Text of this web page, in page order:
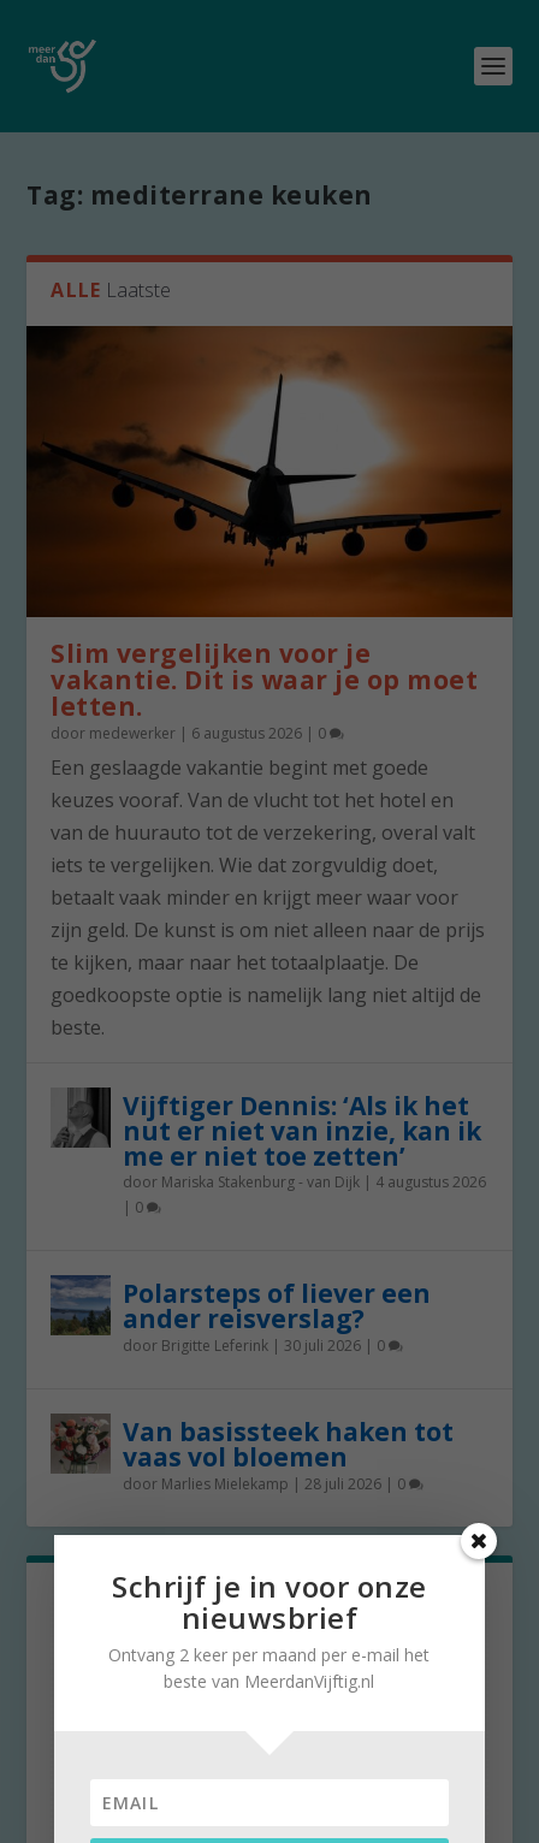
Tag: mediterrane keuken
ALLE Laatste
Slim vergelijken voor je
vakantie. Dit is waar je op moet
letten.
door medewerker | 6 augustus 2026 | 0
Een geslaagde vakantie begint met goede
keuzes vooraf. Van de vlucht tot het hotel en
van de huurauto tot de verzekering, overal valt
iets te vergelijken. Wie dat zorgvuldig doet,
betaalt vaak minder en krijgt meer waar voor
zijn geld. De kunst is om niet alleen naar de prijs
te kijken, maar naar het totaalplaatje. De
goedkoopste optie is namelijk lang niet altijd de
beste.
Vijftiger Dennis: ‘Als ik het
nut er niet van inzie, kan ik
me er niet toe zetten’
door Mariska Stakenburg - van Dijk | 4 augustus 2026
| 0
Polarsteps of liever een
ander reisverslag?
door Brigitte Leferink | 30 juli 2026 | 0
Van basissteek haken tot
vaas vol bloemen
door Marlies Mielekamp |28 juli 2026 | 0
Schrijf je in voor onze
nieuwsbrief
Ontvang 2 keer per maand per e-mail het
beste van MeerdanVijftig.nl